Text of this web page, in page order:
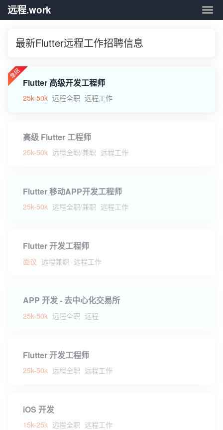
远
远程.work
最新Flutter远程工作招聘信息
Flutter 高级开发工程师
25k-50k 远程全职 远程工作
高级 Flutter 工程师
25k-50k 远程全职/兼职 远程工作
Flutter 移动APP开发工程师
25k-50k 远程全职/兼职 远程工作
Flutter 开发工程师
面议 远程兼职 远程工作
APP 开发 - 去中心化交易所
25k-50k 远程全职 远程
Flutter 开发工程师
25k-50k 远程全职 远程工作
iOS 开发
15k-25k 远程全职 远程工作